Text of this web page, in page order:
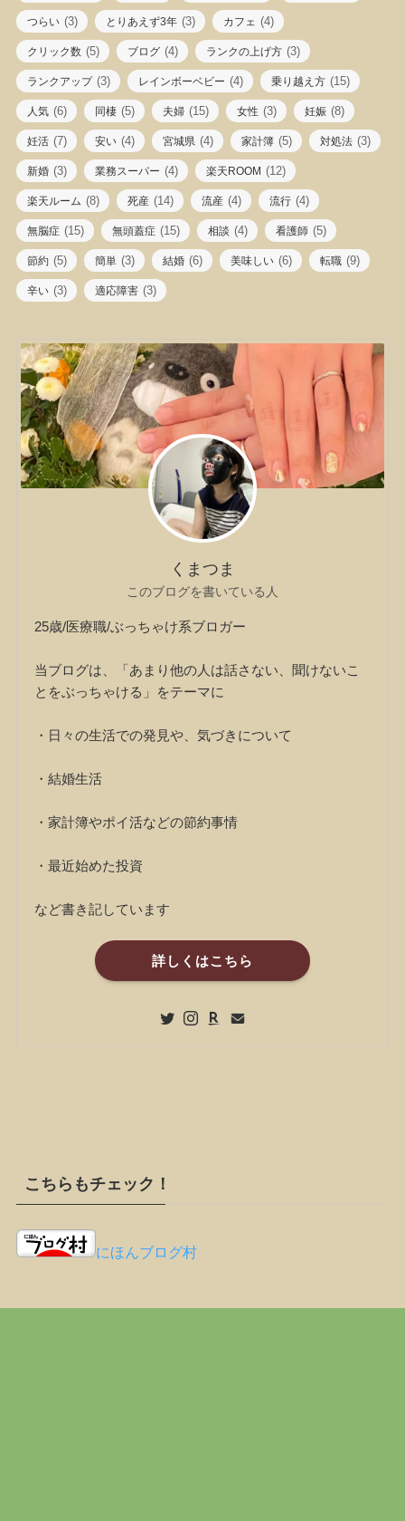
つらい (3) とりあえず3年 (3) カフェ (4)
クリック数 (5) ブログ (4) ランクの上げ方 (3)
ランクアップ(3) レインボーベビー (4) 乗り越え方 (15)
人気 (6) 同棲 (5) 夫婦 (15) 女性 (3) 妊娠 (8)
妊活 (7) 安い (4) 宮城県 (4) 家計簿 (5) 対処法 (3)
新婚 (3) 業務スーパー (4) 楽天ROOM (12)
楽天ルーム (8) 死産 (14) 流産 (4) 流行 (4)
無脳症 (15) 無頭蓋症 (15) 相談 (4) 看護師 (5)
節約 (5) 簡単 (3) 結婚 (6) 美味しい (6) 転職 (9)
辛い (3) 適応障害 (3)
くまつま
このブログを書いている人
25歳/医療職/ぶっちゃけ系ブロガー
当ブログは、「あまり他の人は話さない、聞けないこ
とをぶっちゃける」をテーマに
・日々の生活での発見や、気づきについて
・結婚生活
・家計簿やポイ活などの節約事情
・最近始めた投資
など書き記しています
詳しくはこちら
こちらもチェック！
にほんブログ村